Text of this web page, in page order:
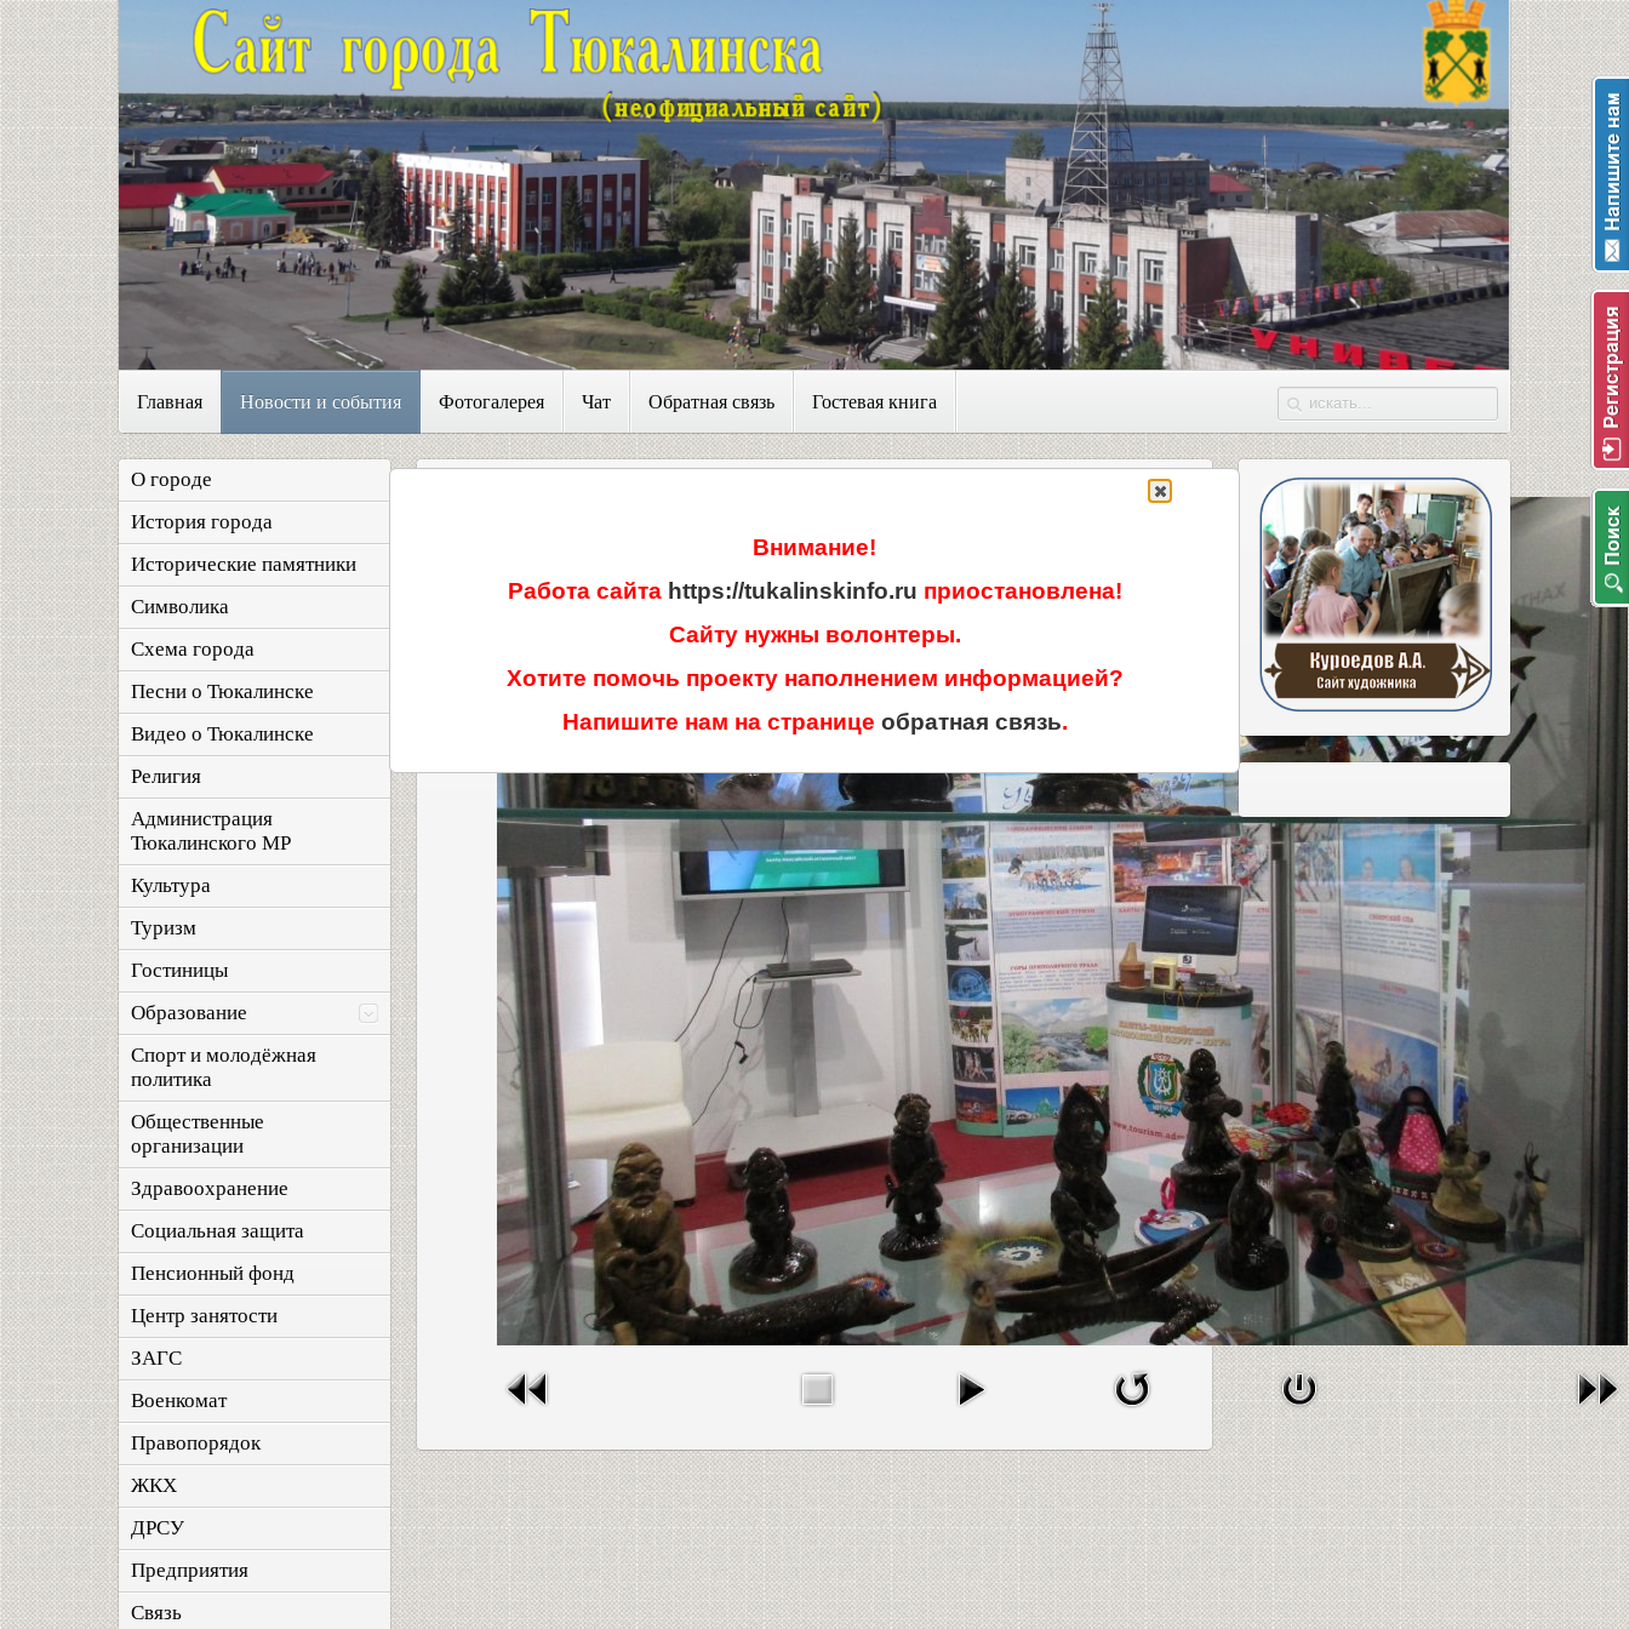
Главная Новости и события Фотогалерея Чат Обратная связь Гостевая книга
О городе
История города
Исторические памятники
Символика
Схема города
Песни о Тюкалинске
Видео о Тюкалинске
Религия
Администрация
Тюкалинского МР
Культура
Туризм
Гостиницы
Образование
Спорт и молодёжная
политика
Общественные
организации
Здравоохранение
Социальная защита
Пенсионный фонд
Центр занятости
ЗАГС
Военкомат
Правопорядок
ЖКХ
ДРСУ
Предприятия
Связь
Внимание!
Работа сайта https://tukalinskinfo.ru приостановлена!
Сайту нужны волонтеры.
Хотите помочь проекту наполнением информацией?
Напишите нам на странице обратная связь.